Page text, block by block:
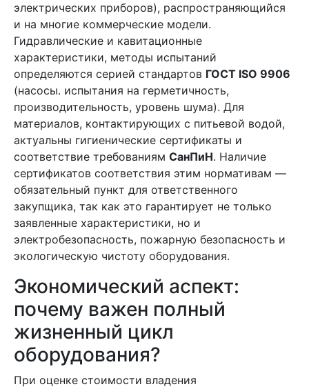
электрических приборов), распространяющийся
и на многие коммерческие модели.
Гидравлические и кавитационные
характеристики, методы испытаний
определяются серией стандартов ГОСТ ISO 9906
(насосы. испытания на герметичность,
производительность, уровень шума). Для
материалов, контактирующих с питьевой водой,
актуальны гигиенические сертификаты и
соответствие требованиям СанПиН. Наличие
сертификатов соответствия этим нормативам —
обязательный пункт для ответственного
закупщика, так как это гарантирует не только
заявленные характеристики, но и
электробезопасность, пожарную безопасность и
экологическую чистоту оборудования.
Экономический аспект:
почему важен полный
жизненный цикл
оборудования?
При оценке стоимости владения